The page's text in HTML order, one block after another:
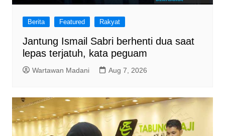
Berita Featured Rakyat
Jantung Ismail Sabri berhenti dua saat
lepas terjatuh, kata peguam
Wartawan Madani Aug 7, 2026